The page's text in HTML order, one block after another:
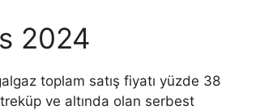
2024
toplam satış fiyatı yüzde 38
ve altında olan serbest